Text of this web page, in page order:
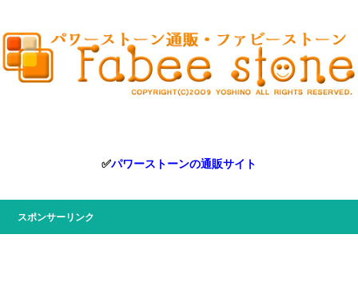
✅パワーストーンの通販サイト
スポンサーリンク